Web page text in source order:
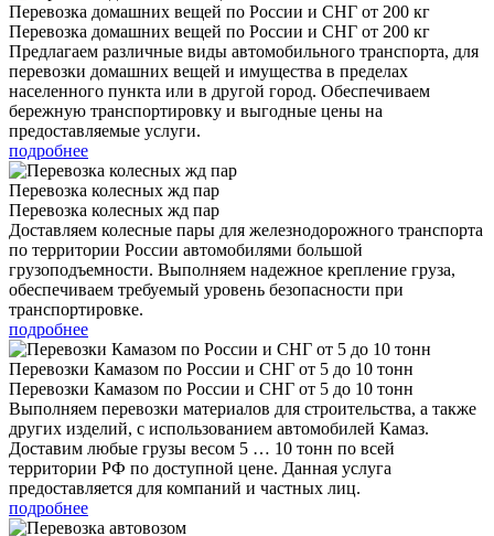
Перевозка домашних вещей по России и СНГ от 200 кг
Перевозка домашних вещей по России и СНГ от 200 кг
Предлагаем различные виды автомобильного транспорта, для
перевозки домашних вещей и имущества в пределах
населенного пункта или в другой город. Обеспечиваем
бережную транспортировку и выгодные цены на
предоставляемые услуги.
подробнее
Перевозка колесных жд пар
Перевозка колесных жд пар
Доставляем колесные пары для железнодорожного транспорта
по территории России автомобилями большой
грузоподъемности. Выполняем надежное крепление груза,
обеспечиваем требуемый уровень безопасности при
транспортировке.
подробнее
Перевозки Камазом по России и СНГ от 5 до 10 тонн
Перевозки Камазом по России и СНГ от 5 до 10 тонн
Выполняем перевозки материалов для строительства, а также
других изделий, с использованием автомобилей Камаз.
Доставим любые грузы весом 5 … 10 тонн по всей
территории РФ по доступной цене. Данная услуга
предоставляется для компаний и частных лиц.
подробнее